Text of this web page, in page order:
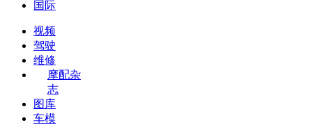
国际
视频
驾驶
维修
摩配杂
志
图库
车模